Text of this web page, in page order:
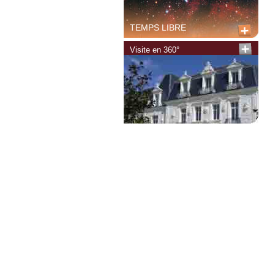
TEMPS LIBRE
Visite en 360°